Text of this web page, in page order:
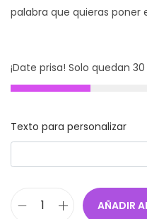
palabra que quieras poner
¡Date prisa! Solo quedan
Texto para personalizar
AÑADIR